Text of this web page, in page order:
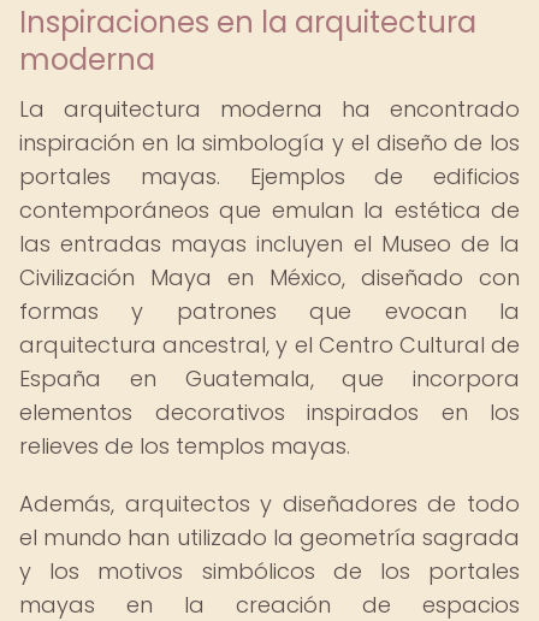
Inspiraciones en la arquitectura
moderna
La arquitectura moderna ha encontrado
inspiración en la simbología y el diseño de los
portales mayas. Ejemplos de edificios
contemporáneos que emulan la estética de
las entradas mayas incluyen el Museo de la
Civilización Maya en México, diseñado con
formas y patrones que evocan la
arquitectura ancestral, y el Centro Cultural de
España en Guatemala, que incorpora
elementos decorativos inspirados en los
relieves de los templos mayas.
Además, arquitectos y diseñadores de todo
el mundo han utilizado la geometría sagrada
y los motivos simbólicos de los portales
mayas en la creación de espacios